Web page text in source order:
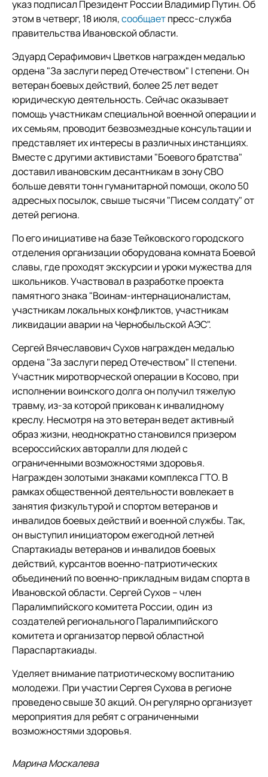
указ подписал Президент России Владимир Путин. Об
этом в четверг, 18 июля,сообщаетпресс-служба
правительства Ивановской области.
Эдуард Серафимович Цветков награжден медалью
ордена "За заслуги перед Отечеством" I степени. Он
ветеран боевых действий, более 25 лет ведет
юридическую деятельность. Сейчас оказывает
помощь участникам специальной военной операции и
их семьям, проводит безвозмездные консультации и
представляет их интересы в различных инстанциях.
Вместе с другими активистами "Боевого братства"
доставил ивановским десантникам в зону СВО
больше девяти тонн гуманитарной помощи, около 50
адресных посылок, свыше тысячи "Писем солдату" от
детей региона.
По его инициативе на базе Тейковского городского
отделения организации оборудована комната Боевой
славы, где проходят экскурсии и уроки мужества для
школьников. Участвовал в разработке проекта
памятного знака "Воинам-интернационалистам,
участникам локальных конфликтов, участникам
ликвидации аварии на Чернобыльской АЭС".
Сергей Вячеславович Сухов награжден медалью
ордена "За заслуги перед Отечеством" II степени.
Участник миротворческой операции в Косово, при
исполнении воинского долга он получил тяжелую
травму, из-за которой прикован к инвалидному
креслу. Несмотря на это ветеран ведет активный
образ жизни, неоднократно становился призером
всероссийских авторалли для людей с
ограниченными возможностями здоровья.
Награжден золотыми знаками комплекса ГТО. В
рамках общественной деятельности вовлекает в
занятия физкультурой и спортом ветеранов и
инвалидов боевых действий и военной службы. Так,
он выступил инициатором ежегодной летней
Спартакиады ветеранов и инвалидов боевых
действий, курсантов военно-патриотических
объединений по военно-прикладным видам спорта в
Ивановской области. Сергей Сухов – член
Паралимпийского комитета России, один из
создателей регионального Паралимпийского
комитета и организатор первой областной
Параспартакиады.
Уделяет внимание патриотическому воспитанию
молодежи. При участии Сергея Сухова в регионе
проведено свыше 30 акций. Он регулярно организует
мероприятия для ребят с ограниченными
возможностями здоровья.
Марина Москалева